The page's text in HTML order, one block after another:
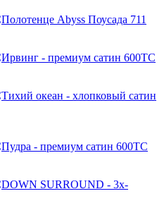
Полотенце Abyss Поусада 711
Ирвинг - премиум сатин 600ТС
Тихий океан - хлопковый сатин
Пудра - премиум сатин 600ТС
DOWN SURROUND - 3х-